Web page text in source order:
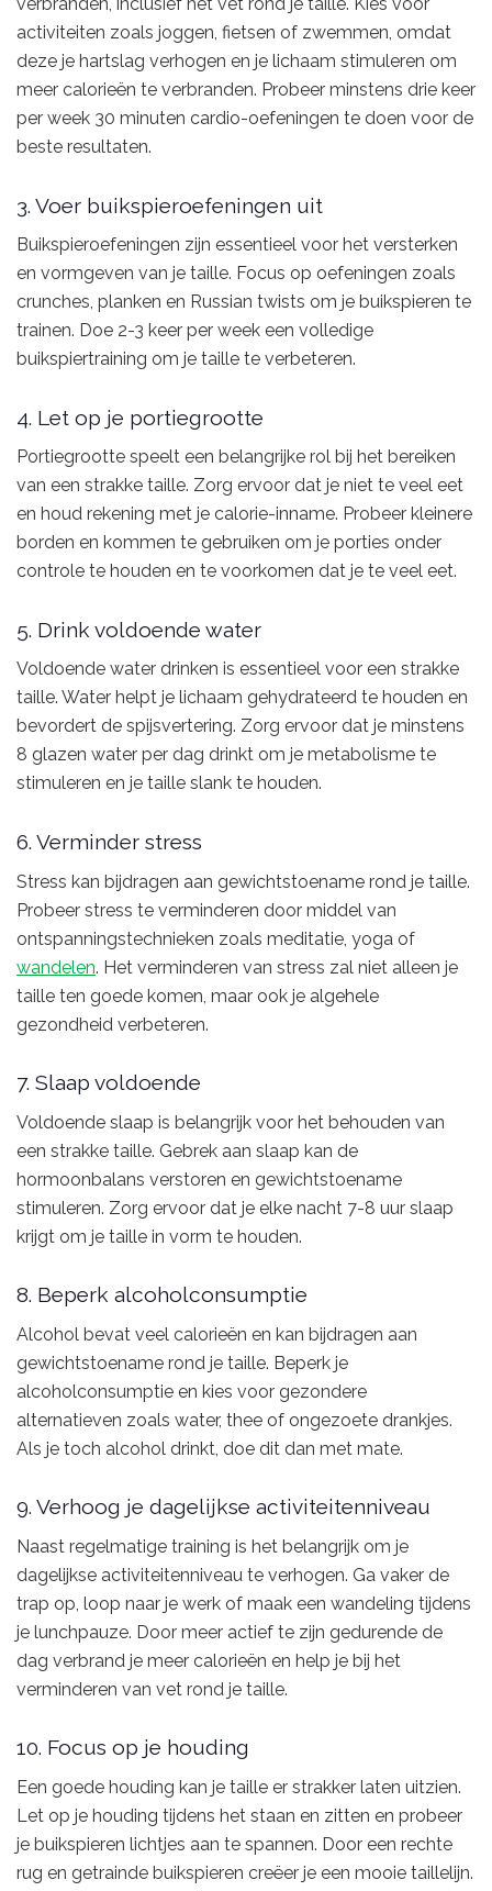
activiteiten zoals joggen, fietsen of zwemmen, omdat
deze je hartslag verhogen en je lichaam stimuleren om
meer calorieën te verbranden. Probeer minstens drie keer
per week 30 minuten cardio-oefeningen te doen voor de
beste resultaten.
3. Voer buikspieroefeningen uit
Buikspieroefeningen zijn essentieel voor het versterken
en vormgeven van je taille. Focus op oefeningen zoals
crunches, planken en Russian twists om je buikspieren te
trainen. Doe 2-3 keer per week een volledige
buikspiertraining om je taille te verbeteren.
4. Let op je portiegrootte
Portiegrootte speelt een belangrijke rol bij het bereiken
van een strakke taille. Zorg ervoor dat je niet te veel eet
en houd rekening met je calorie-inname. Probeer kleinere
borden en kommen te gebruiken om je porties onder
controle te houden en te voorkomen dat je te veel eet.
5. Drink voldoende water
Voldoende water drinken is essentieel voor een strakke
taille. Water helpt je lichaam gehydrateerd te houden en
bevordert de spijsvertering. Zorg ervoor dat je minstens
8 glazen water per dag drinkt om je metabolisme te
stimuleren en je taille slank te houden.
6. Verminder stress
Stress kan bijdragen aan gewichtstoename rond je taille.
Probeer stress te verminderen door middel van
ontspanningstechnieken zoals meditatie, yoga of
wandelen. Het verminderen van stress zal niet alleen je
taille ten goede komen, maar ook je algehele
gezondheid verbeteren.
7. Slaap voldoende
Voldoende slaap is belangrijk voor het behouden van
een strakke taille. Gebrek aan slaap kan de
hormoonbalans verstoren en gewichtstoename
stimuleren. Zorg ervoor dat je elke nacht 7-8 uur slaap
krijgt om je taille in vorm te houden.
8. Beperk alcoholconsumptie
Alcohol bevat veel calorieën en kan bijdragen aan
gewichtstoename rond je taille. Beperk je
alcoholconsumptie en kies voor gezondere
alternatieven zoals water, thee of ongezoete drankjes.
Als je toch alcohol drinkt, doe dit dan met mate.
9. Verhoog je dagelijkse activiteitenniveau
Naast regelmatige training is het belangrijk om je
dagelijkse activiteitenniveau te verhogen. Ga vaker de
trap op, loop naar je werk of maak een wandeling tijdens
je lunchpauze. Door meer actief te zijn gedurende de
dag verbrand je meer calorieën en help je bij het
verminderen van vet rond je taille.
10. Focus op je houding
Een goede houding kan je taille er strakker laten uitzien.
Let op je houding tijdens het staan en zitten en probeer
je buikspieren lichtjes aan te spannen. Door een rechte
rug en getrainde buikspieren creëer je een mooie taillelijn.